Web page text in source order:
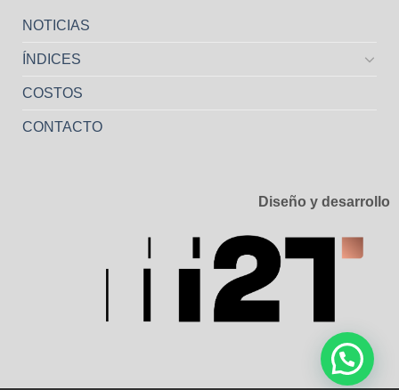
NOTICIAS
ÍNDICES
COSTOS
CONTACTO
Diseño y desarrollo